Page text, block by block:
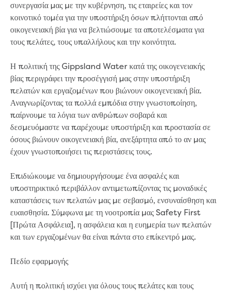
What can and can't go down the drain
Pressure sewer systems
Water pressure, appearance and colour
Commercial
Businesses saving water
Water rebates for non-profits
Metered standpipe program
Backflow prevention
Our services
Wastewater treatment
Water quality
Drinking water sampling at customers
Testing water across our area
Water supply
Annual Water Outlook
Drinking fountain locations
Our role in mine rehabilitation
Water and sewer assets
Pressures and flows information
Building and development
συνεργασία μας με την κυβέρνηση, τις εταιρείες και τον
κοινοτικό τομέα για την υποστήριξη όσων πλήττονται από
οικογενειακή βία για να βελτιώσουμε τα αποτελέσματα για
τους πελάτες, τους υπαλλήλους και την κοινότητα.
Η πολιτική της Gippsland Water κατά της οικογενειακής
βίας περιγράφει την προσέγγισή μας στην υποστήριξη
πελατών και εργαζομένων που βιώνουν οικογενειακή βία.
Αναγνωρίζοντας τα πολλά εμπόδια στην γνωστοποίηση,
παίρνουμε τα λόγια των ανθρώπων σοβαρά και
δεσμευόμαστε να παρέχουμε υποστήριξη και προστασία σε
όσους βιώνουν οικογενειακή βία, ανεξάρτητα από το αν μας
έχουν γνωστοποιήσει τις περιστάσεις τους.
Επιδιώκουμε να δημιουργήσουμε ένα ασφαλές και
υποστηρικτικό περιβάλλον αντιμετωπίζοντας τις μοναδικές
καταστάσεις των πελατών μας με σεβασμό, ενσυναίσθηση και
ευαισθησία. Σύμφωνα με τη νοοτροπία μας Safety First
[Πρώτα Ασφάλεια], η ασφάλεια και η ευημερία των πελατών
και των εργαζομένων θα είναι πάντα στο επίκεντρό μας.
Πεδίο εφαρμογής
Αυτή η πολιτική ισχύει για όλους τους πελάτες και τους